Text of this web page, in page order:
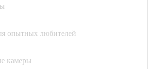
опытных любителей
камеры